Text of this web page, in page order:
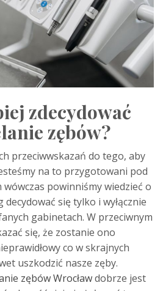
zdecydować
zębów?
przeciwwskazań do tego, aby
na to przygotowani pod
powinniśmy wiedzieć o
się tylko i wyłącznie
gabinetach. W przeciwnym
się, że zostanie ono
co w skrajnych
uszkodzić nasze zęby.
zębów Wrocławdobrze jest